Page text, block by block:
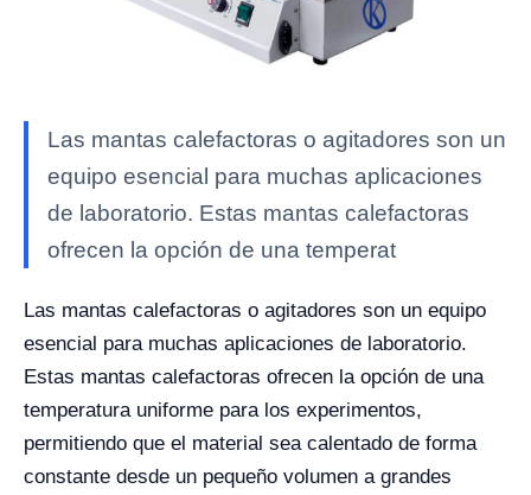
Las mantas calefactoras o agitadores son un
equipo esencial para muchas aplicaciones
de laboratorio. Estas mantas calefactoras
ofrecen la opción de una temperat
Las mantas calefactoras o agitadores son un equipo
esencial para muchas aplicaciones de laboratorio.
Estas mantas calefactoras ofrecen la opción de una
temperatura uniforme para los experimentos,
permitiendo que el material sea calentado de forma
constante desde un pequeño volumen a grandes